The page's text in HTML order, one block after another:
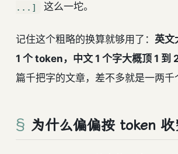
...]
这么一坨。
记住这个粗略的换算就够用了： 英文
1 个 token，中文 1 个字大概顶 1 到
篇千把字的文章，差不多就是一两千
为什么偏偏按 token 收